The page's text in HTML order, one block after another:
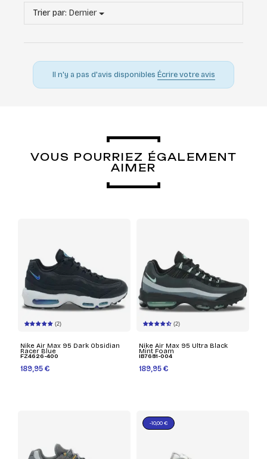
Trier par: Dernier
Il n'y a pas d'avis disponibles Écrire votre avis
VOUS POURRIEZ ÉGALEMENT
AIMER
(2)
Nike Air Max 95 Dark Obsidian
Racer Blue
FZ4626-400
189,95 €
(2)
Nike Air Max 95 Ultra Black
Mint Foam
IB7681-004
189,95 €
-10,00 €